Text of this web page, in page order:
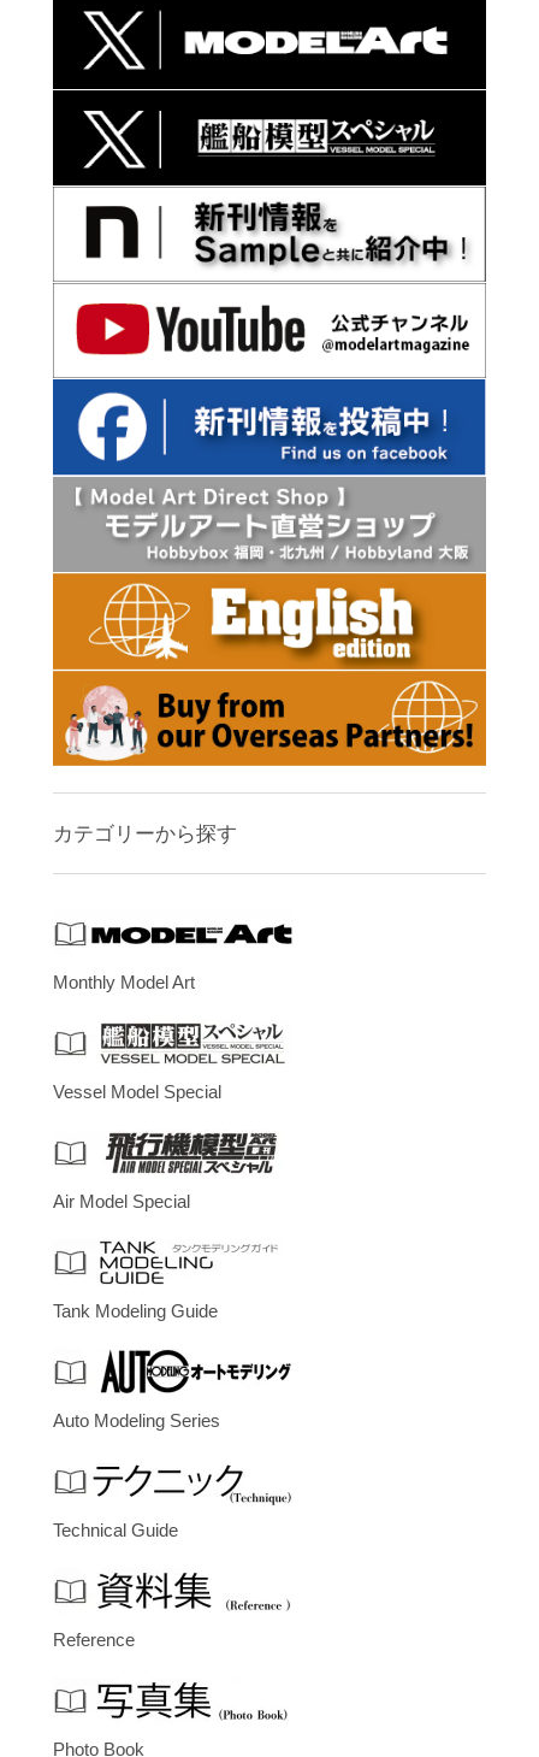
カテゴリーから探す
Monthly Model Art
Vessel Model Special
Air Model Special
Tank Modeling Guide
Auto Modeling Series
Technical Guide
Reference
Photo Book